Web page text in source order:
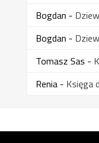
Bogdan -
Bogdan -
Tomasz Sas -
Renia- Księga